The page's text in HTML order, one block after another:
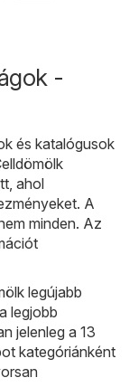
-
és katalógusok
ahol
A
minden. Az
legújabb
legjobb
jelenleg a 13
kategóriánként